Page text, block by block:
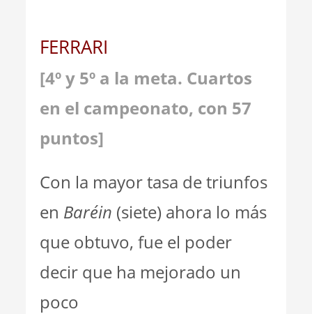
FERRARI
[4º y 5º a la meta. Cuartos
en el campeonato, con 57
puntos]
Con la mayor tasa de triunfos
en Baréin (siete) ahora lo más
que obtuvo, fue el poder
decir que ha mejorado un
poco